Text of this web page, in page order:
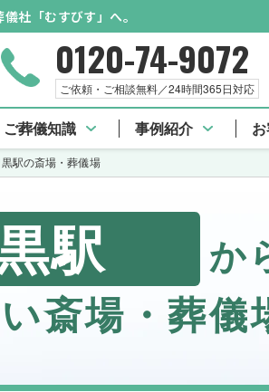
社「むすびす」へ。
0120-74-9072
ご依頼・ご相談無料／24時間365日対応
ご葬儀知識 事例紹介
駅の斎場・葬儀場
駅 か
斎場・葬儀